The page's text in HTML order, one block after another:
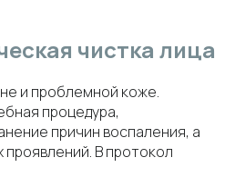
чистка лица
и проблемной коже.
процедура,
причин воспаления, а
В протокол